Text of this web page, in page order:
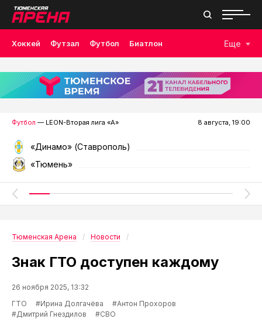
Хоккей Футзал Футбол Биатлон
Лыжные гонки Волейбол Плавание Дзюдо
Скалолазание Велоспорт Бокс
Еще
Футбол — LEON-Вторая лига «А» 8 августа, 19:00
«Динамо» (Ставрополь)
«Тюмень»
Тюменская Арена Новости
Знак ГТО доступен каждому
26 ноября 2025, 13:32
ГТО
#Ирина Долгачёва
#Антон Прохоров
#Дмитрий Гнездилов
#СВО